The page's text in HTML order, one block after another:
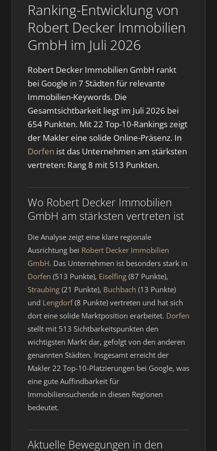
Ranking-Entwicklung von
Robert Decker Immobilien
GmbH im Juli 2026
Robert Decker Immobilien GmbH rankt
bei Google in 7 Städten für relevante
Immobilien-Keywords. Die
Gesamtsichtbarkeit liegt im Juli 2026 bei
654 Punkten. Mit 22 Top-10-Rankings zeigt
der Makler eine solide Online-Präsenz. In
Dorfen ist das Unternehmen am stärksten
vertreten: Rang 8 mit 513 Punkten.
Wo Robert Decker Immobilien
GmbH am stärksten vertreten ist
Die Analyse zeigt eine klare regionale
Ausrichtung bei Robert Decker Immobilien
GmbH. Das Unternehmen ist besonders stark in
Dorfen (513 Punkte), Eiselfing (87 Punkte),
Straubing (21 Punkte), Buchbach (13 Punkte)
und Lengdorf(8 Punkte) vertreten und hat sich
dort eine solide Marktposition erarbeitet. Dorfen
stellt mit 513 Sichtbarkeitspunkten den
wichtigsten Markt dar, gefolgt von den anderen
genannten Städten. Insgesamt erreicht der
Makler 22 Top-10-Platzierungen bei Google, was
eine gute Auffindbarkeit für
Immobiliensuchende in diesen Regionen
bedeutet.
Aktuelle Bewegungen in den